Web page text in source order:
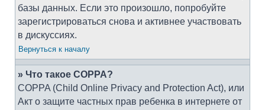
базы данных. Если это произошло, попробуйте
зарегистрироваться снова и активнее участвовать
в дискуссиях.
Вернуться к началу
» Что такое COPPA?
COPPA (Child Online Privacy and Protection Act), или
Акт о защите частных прав ребенка в интернете от